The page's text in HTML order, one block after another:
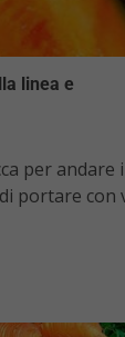
linea e
per andare
portare con